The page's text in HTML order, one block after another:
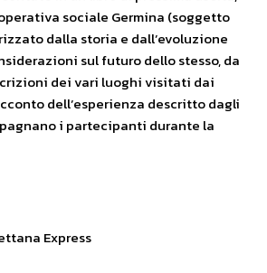
sociale Germina (soggetto
dalla storia e dall’evoluzione
sul futuro dello stesso, da
dei vari luoghi visitati dai
dell’esperienza descritto dagli
i partecipanti durante la
Express